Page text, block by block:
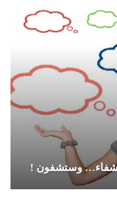
الشفاء… وستشفون !